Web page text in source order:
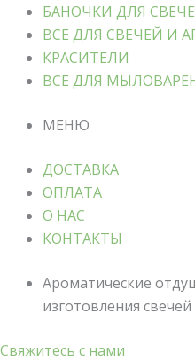
БАНОЧКИ ДЛЯ
ВСЕ ДЛЯ СВЕЧЕЙ И
КРАСИТЕЛИ
ВСЕ ДЛЯ
МЕНЮ
ДОСТАВКА
ОПЛАТА
О НАС
КОНТАКТЫ
Ароматические
изготовления
Свяжитесь с нами